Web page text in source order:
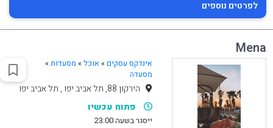
לפרטים נוספים
Mena
אינדקס עסקים » אוכל» מסעדות»
מסעדה
הירקון 88, תל אביב יפו , תל אביב יפו
פתוח עכשיו
ייסגר בשעה 23:00